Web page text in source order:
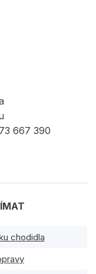
667 390
chodidla